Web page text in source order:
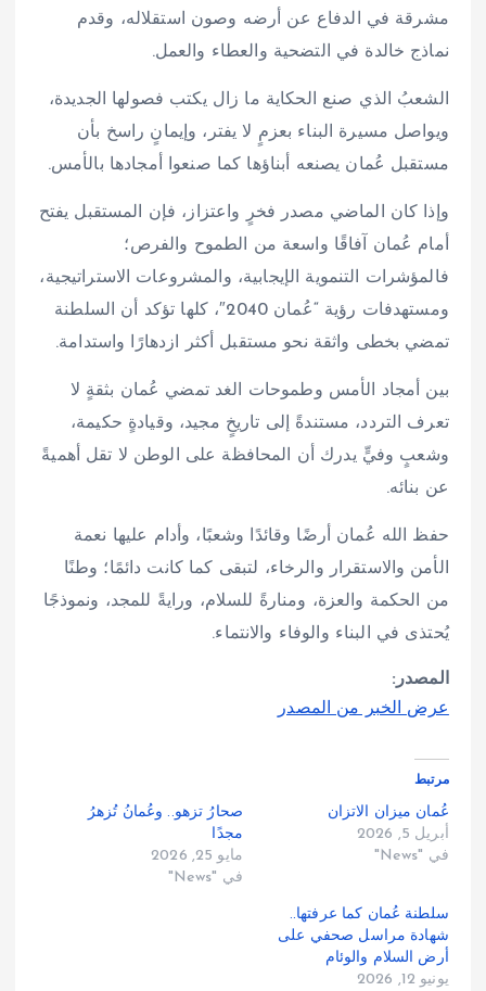
مشرقة في الدفاع عن أرضه وصون استقلاله، وقدم
نماذج خالدة في التضحية والعطاء والعمل.
الشعبُ الذي صنع الحكاية ما زال يكتب فصولها الجديدة،
ويواصل مسيرة البناء بعزمٍ لا يفتر، وإيمانٍ راسخ بأن
مستقبل عُمان يصنعه أبناؤها كما صنعوا أمجادها بالأمس.
وإذا كان الماضي مصدر فخرٍ واعتزاز، فإن المستقبل يفتح
أمام عُمان آفاقًا واسعة من الطموح والفرص؛
فالمؤشرات التنموية الإيجابية، والمشروعات الاستراتيجية،
ومستهدفات رؤية “عُمان 2040″، كلها تؤكد أن السلطنة
تمضي بخطى واثقة نحو مستقبل أكثر ازدهارًا واستدامة.
بين أمجاد الأمس وطموحات الغد تمضي عُمان بثقةٍ لا
تعرف التردد، مستندةً إلى تاريخٍ مجيد، وقيادةٍ حكيمة،
وشعبٍ وفيٍّ يدرك أن المحافظة على الوطن لا تقل أهميةً
عن بنائه.
حفظ الله عُمان أرضًا وقائدًا وشعبًا، وأدام عليها نعمة
الأمن والاستقرار والرخاء، لتبقى كما كانت دائمًا؛ وطنًا
من الحكمة والعزة، ومنارةً للسلام، ورايةً للمجد، ونموذجًا
يُحتذى في البناء والوفاء والانتماء.
المصدر:
عرض الخبر من المصدر
مرتبط
عُمان ميزان الاتزان
أبريل 5, 2026
في "News"
صحارُ تزهو.. وعُمانُ تُزهرُ
مجدًا
مايو 25, 2026
في "News"
سلطنة عُمان كما عرفتها..
شهادة مراسل صحفي على
أرض السلام والوئام
يونيو 12, 2026